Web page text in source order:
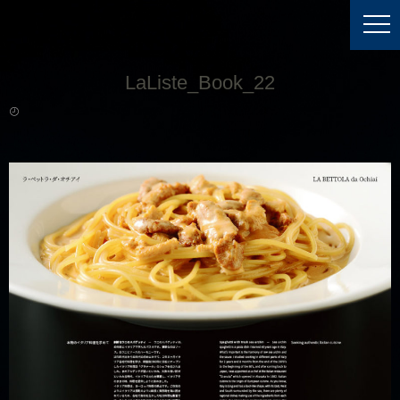
LaListe_Book_22